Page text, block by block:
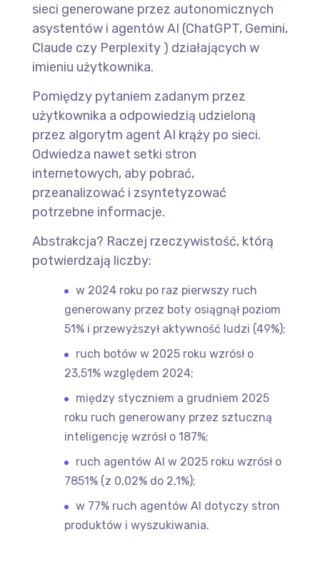
sieci generowane przez autonomicznych
asystentów i agentów AI (ChatGPT, Gemini,
Claude czy Perplexity ) działających w
imieniu użytkownika.
Pomiędzy pytaniem zadanym przez
użytkownika a odpowiedzią udzieloną
przez algorytm agent AI krąży po sieci.
Odwiedza nawet setki stron
internetowych, aby pobrać,
przeanalizować i zsyntetyzować
potrzebne informacje.
Abstrakcja? Raczej rzeczywistość, którą
potwierdzają liczby:
w 2024 roku po raz pierwszy ruch
generowany przez boty osiągnął poziom
51% i przewyższył aktywność ludzi (49%);
ruch botów w 2025 roku wzrósł o
23,51% względem 2024;
między styczniem a grudniem 2025
roku ruch generowany przez sztuczną
inteligencję wzrósł o 187%;
ruch agentów AI w 2025 roku wzrósł o
7851% (z 0,02% do 2,1%);
w 77% ruch agentów AI dotyczy stron
produktów i wyszukiwania.